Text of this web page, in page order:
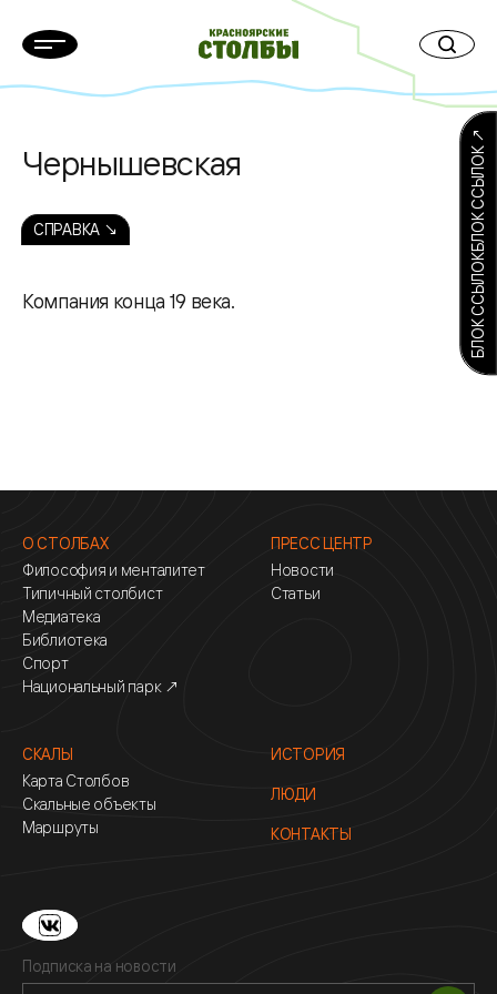
Чернышевская
СПРАВКА ↘
Компания конца 19 века. БЛОК ССЫЛОКБЛОК ССЫЛОК ↗
О СТОЛБАХ
Философия и менталитет
Типичный столбист
Медиатека
Библиотека
Спорт
Национальный парк ↗
ПРЕСС ЦЕНТР
Новости
Статьи
СКАЛЫ
Карта Столбов
Скальные объекты
Маршруты
ИСТОРИЯ
ЛЮДИ
КОНТАКТЫ
Подписка на новости